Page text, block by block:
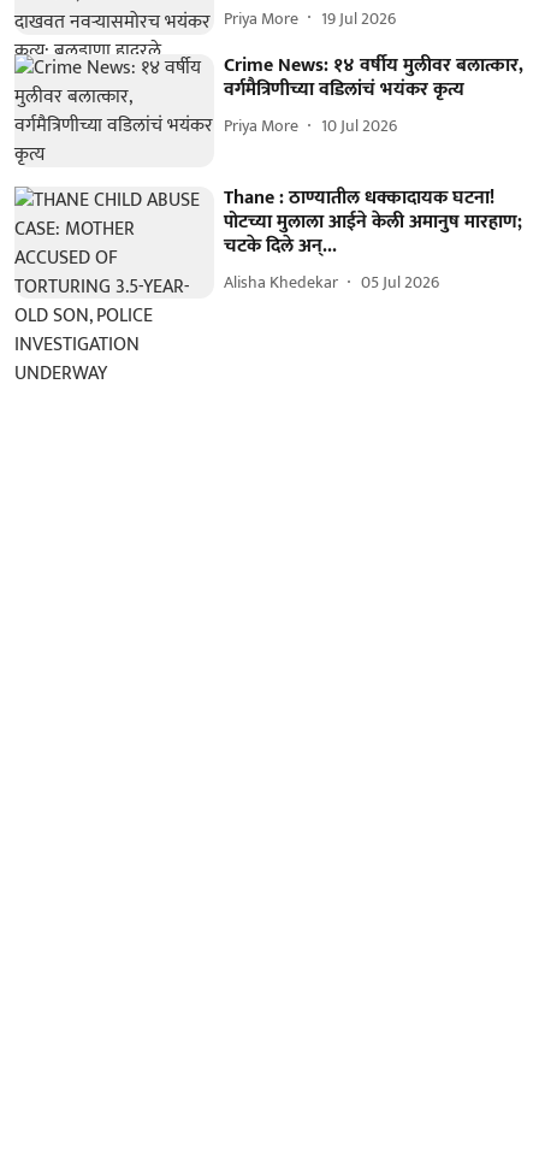
Priya More 19 Jul 2026
Crime News: १४ वर्षीय मुलीवर बलात्कार,
वर्गमैत्रिणीच्या वडिलांचं भयंकर कृत्य
Priya More 10 Jul 2026
Thane : ठाण्यातील धक्कादायक घटना!
पोटच्या मुलाला आईने केली अमानुष मारहाण;
चटके दिले अन्...
Alisha Khedekar 05 Jul 2026